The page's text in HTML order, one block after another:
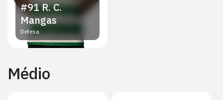
#91R. C.
Mangas
Defesa
Médio